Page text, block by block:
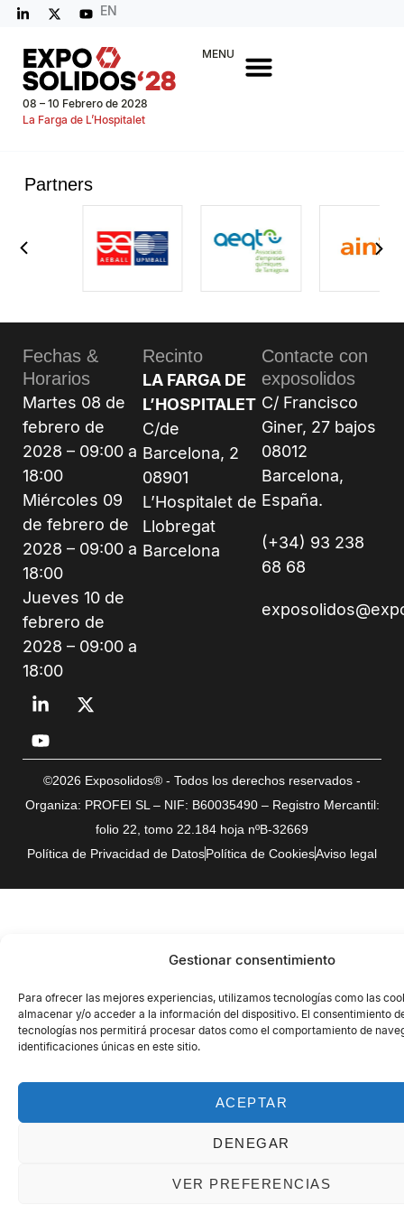
Gestionar consentimiento
Para ofrecer las mejores experiencias, utilizamos tecnologías como las
almacenar y/o acceder a la información del dispositivo. El consentimiento
tecnologías nos permitirá procesar datos como el comportamiento de
identificaciones únicas en este sitio.
ACEPTAR
DENEGAR
VER PREFERENCIAS
EN
08 – 10 Febrero de 2028
La Farga de L’Hospitalet
MENU
Partners
Fechas &
Horarios
Martes 08 de
febrero de
2028 – 09:00 a
18:00
Miércoles 09
de febrero de
2028 – 09:00 a
18:00
Jueves 10 de
febrero de
2028 – 09:00 a
18:00
Recinto
LA FARGA DE
L’HOSPITALET
C/de
Barcelona, 2
08901
L’Hospitalet de
Llobregat
Barcelona
Contacte con
exposolidos
C/ Francisco
Giner, 27 bajos
08012
Barcelona,
España.
(+34) 93 238
68 68
©2026 Exposolidos® - Todos los derechos reservados -
Organiza: PROFEI SL – NIF: B60035490 – Registro Mercantil:
folio 22, tomo 22.184 hoja nºB-32669
Política de Privacidad de DatosPolítica de CookiesAviso legal